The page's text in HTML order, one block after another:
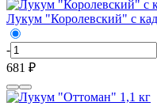
Лукум "Королевский" с
-
681 ₽